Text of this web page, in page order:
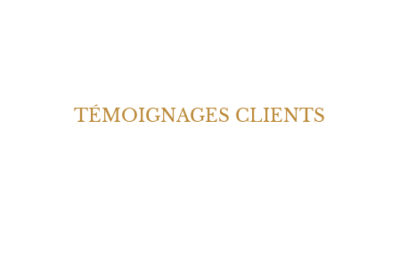
TÉMOIGNAGES CLIENTS